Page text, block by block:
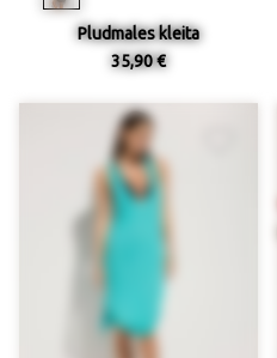
Pludmales kleita
35,90 €